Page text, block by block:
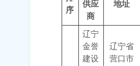
序
供应
商
地址
辽宁
金誉
建设
辽宁省
营口市